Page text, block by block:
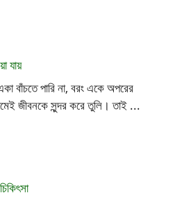
যায়
বাঁচতে পারি না, বরং একে অপরের
জীবনকে সুন্দর করে তুলি। তাই ...